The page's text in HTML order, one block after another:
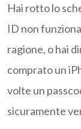
Hai rotto lo
ID non
ragione, o hai
comprato un
volte un
sicuramente